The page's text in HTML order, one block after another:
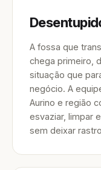
A fossa que
chega primeiro,
situação que
negócio. A
Aurino e região
esvaziar, limpar
sem deixar